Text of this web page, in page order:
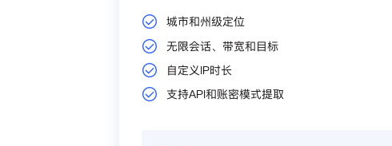
城市和州级定位
无限会话、带宽和目标
自定义IP时长
支持API和账密模式提取